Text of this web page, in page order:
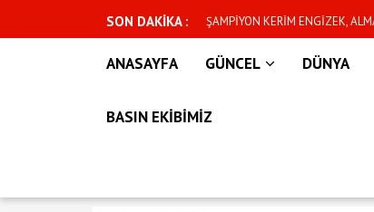
SON DAKİKA : ŞAMPİYON KERİM ENGİZEK,
İÇİN CUMARTESİ GÜNÜ KAFESE
ANASAYFA GÜNCEL DÜNYA
BASIN EKİBİMİZ